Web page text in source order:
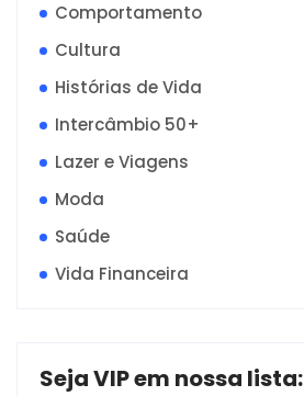
Comportamento
Cultura
Histórias de Vida
Intercâmbio 50+
Lazer e Viagens
Moda
Saúde
Vida Financeira
Seja VIP em nossa lista: